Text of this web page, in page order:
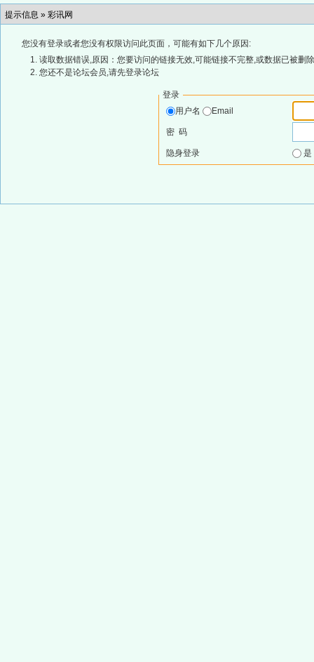
提示信息 » 彩讯网
您没有登录或者您没有权限访问此页面，可能有如下几个原因:
读取数据错误,原因：您要访问的链接无效,可能链接不完整,或数据已被删
您还不是论坛会员,请先登录论坛
登录
用户名
Email
密 码
隐身登录